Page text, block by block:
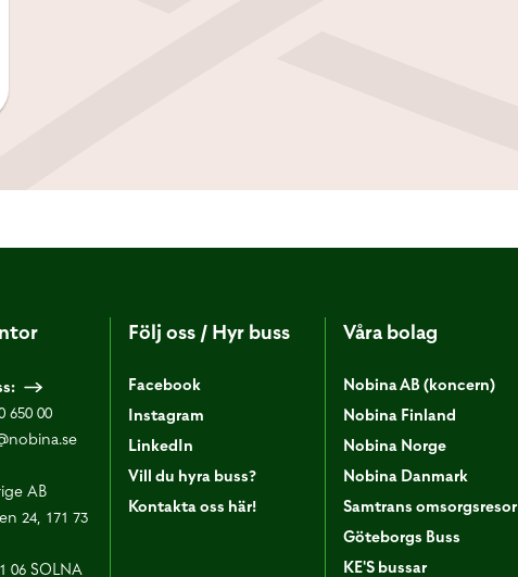
650 00
AB
24, 171 73
06 SOLNA
Följ oss / Hyr buss
Facebook
Instagram
LinkedIn
Vill du hyra buss?
Kontakta oss här!
Våra bolag
Nobina AB (koncern)
Nobina Finland
Nobina Norge
Nobina Danmark
Samtrans omsorgsresor
Göteborgs Buss
KE'S bussar